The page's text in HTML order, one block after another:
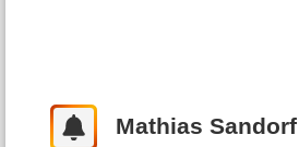
Mathias Sandorf